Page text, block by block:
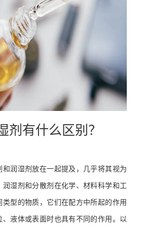
剂有什么区别？
润湿剂放在一起提及，几乎将其视为
湿剂和分散剂在化学、材料科学和工
型的物质，它们在配方中所起的作用
液体或表面时也具有不同的作用。以